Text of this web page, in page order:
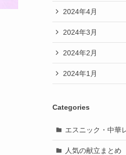
2024年4月
2024年3月
2024年2月
2024年1月
Categories
エスニック・中華
人気の献立まとめ